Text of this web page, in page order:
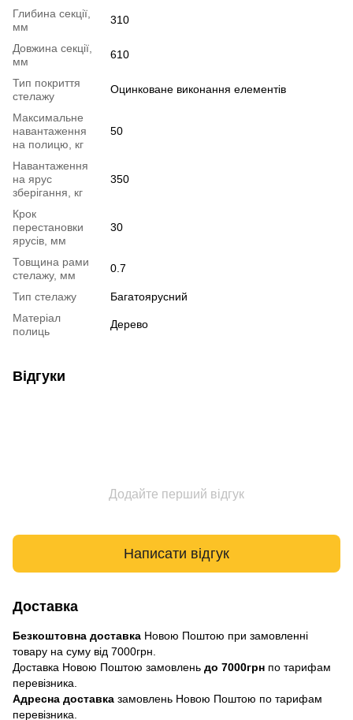
Глибина секції,
мм
310
Довжина секції,
мм
610
Тип покриття
стелажу
Оцинковане виконання елементів
Максимальне
навантаження
на полицю, кг
50
Навантаження
на ярус
зберігання, кг
350
Крок
перестановки
ярусів, мм
30
Товщина рами
стелажу, мм
0.7
Тип стелажу
Багатоярусний
Матеріал
полиць
Дерево
Відгуки
Додайте перший відгук
Написати відгук
Доставка
Безкоштовна доставка Новою Поштою при замовленні
товару на суму від 7000грн.
Доставка Новою Поштою замовлень до 7000грн по тарифам
перевізника.
Адресна доставка замовлень Новою Поштою по тарифам
перевізника.